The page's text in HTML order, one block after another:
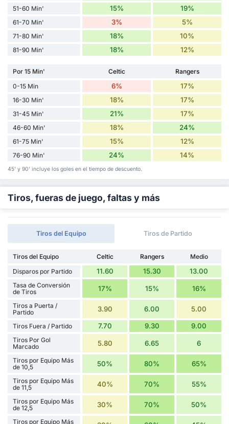
51-60 Min' 15% 19%
61-70 Min' 3% 5%
71-80 Min' 18% 10%
81-90 Min' 18% 12%
Por 15 Min' Celtic
Rangers
0-15 Min
6% 17%
16-30 Min' 18% 17%
31-45 Min' 21% 17%
46-60 Min' 18% 24%
61-75 Min' 15% 12%
76-90 Min' 24% 14%
45' y 90' incluye los goles en el tiempo de descuento.
Tiros, fueras de juego, faltas y más
Tiros del Equipo Tiros de Partido
Tiros del Equipo Celtic Rangers
Medio
Disparos por Partido
11.60 15.30 13.00
Tasa de Conversión
de Tiros
17% 15% 16%
Tiros a Puerta /
Partido
3.90 6.00 5.00
Tiros Fuera / Partido 7.70 9.30 9.00
Tiros Por Gol
Marcado
5.80 6.65 6
Tiros por Equipo Más
de 10,5
50% 80% 65%
Tiros por Equipo Más
de 11,5
40% 70% 55%
Tiros por Equipo Más
de 12,5
30% 70% 50%
Tiros por Equipo Más